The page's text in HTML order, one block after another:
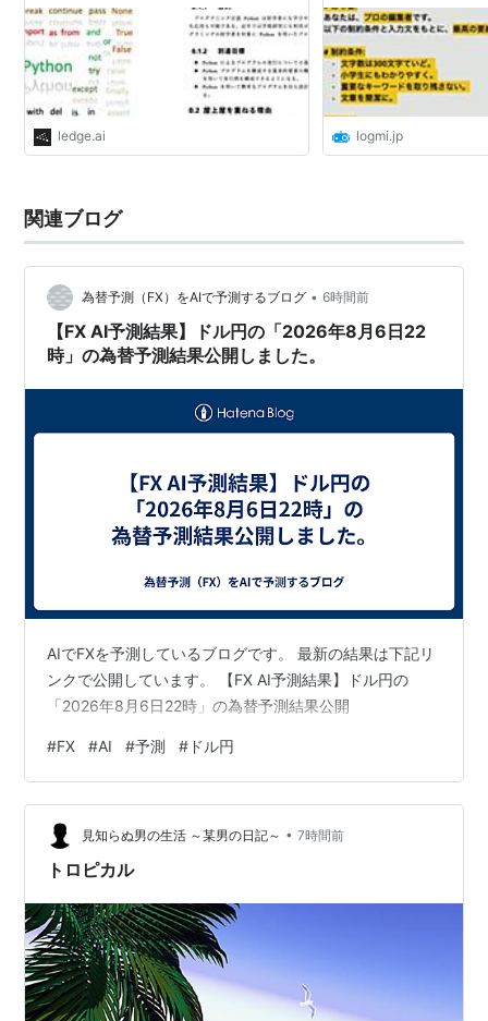
ledge.ai logmi.jp
関連ブログ
為替予測（FX）をAIで予測するブログ • 6時間前
【FX AI予測結果】ドル円の「2026年8月6日22
時」の為替予測結果公開しました。
AIでFXを予測しているブログです。 最新の結果は下記リ
ンクで公開しています。 【FX AI予測結果】ドル円の
「2026年8月6日22時」の為替予測結果公開
#FX #AI #予測 # ドル円
見知らぬ男の生活 ～某男の日記～ • 7時間前
トロピカル